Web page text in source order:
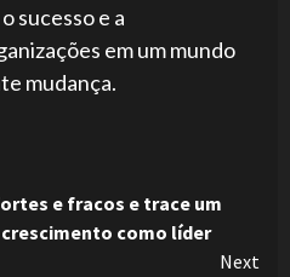
sucesso e a
em um mundo
mudança.
e fracos e trace um
como líder
Next